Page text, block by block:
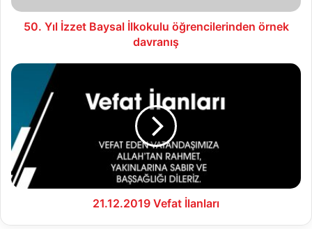
50. Yıl İzzet Baysal İlkokulu öğrencilerinden örnek
davranış
21.12.2019
21.12.2019 Vefat İlanları